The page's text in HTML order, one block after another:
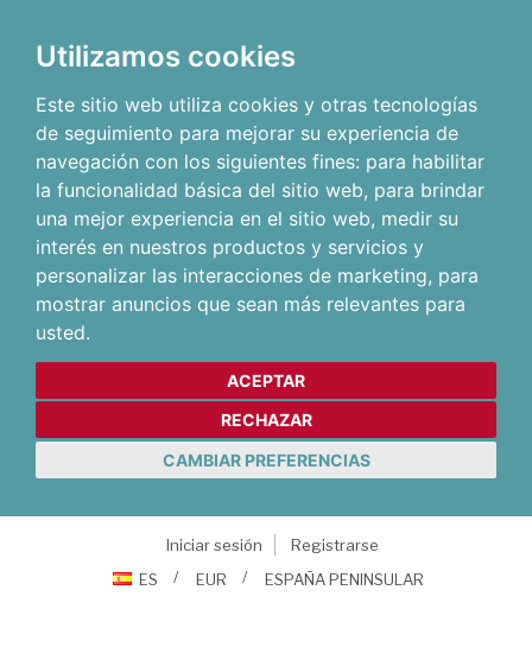
Utilizamos cookies
Este sitio web utiliza cookies y otras tecnologías
de seguimiento para mejorar su experiencia de
navegación con los siguientes fines: para habilitar
la funcionalidad básica del sitio web, para brindar
una mejor experiencia en el sitio web, medir su
interés en nuestros productos y servicios y
personalizar las interacciones de marketing, para
mostrar anuncios que sean más relevantes para
usted.
ACEPTAR
RECHAZAR
CAMBIAR PREFERENCIAS
Iniciar sesión
Registrarse
ES
EUR ESPAÑA PENINSULAR